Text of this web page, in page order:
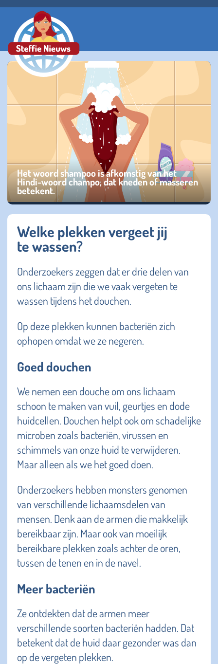
Het woord shampoo is afkomstig van het
Hindi-woord champo, dat kneden of masseren
betekent.
Welke plekken vergeet jij
te wassen?
Onderzoekers zeggen dat er drie delen van
ons lichaam zijn die we vaak vergeten te
wassen tijdens het douchen.
Op deze plekken kunnen bacteriën zich
ophopen omdat we ze negeren.
Goed douchen
We nemen een douche om ons lichaam
schoon te maken van vuil, geurtjes en dode
huidcellen. Douchen helpt ook om schadelijke
microben zoals bacteriën, virussen en
schimmels van onze huid te verwijderen.
Maar alleen als we het goed doen.
Onderzoekers hebben monsters genomen
van verschillende lichaamsdelen van
mensen. Denk aan de armen die makkelijk
bereikbaar zijn. Maar ook van moeilijk
bereikbare plekken zoals achter de oren,
tussen de tenen en in de navel.
Meer bacteriën
Ze ontdekten dat de armen meer
verschillende soorten bacteriën hadden. Dat
betekent dat de huid daar gezonder was dan
op de vergeten plekken.